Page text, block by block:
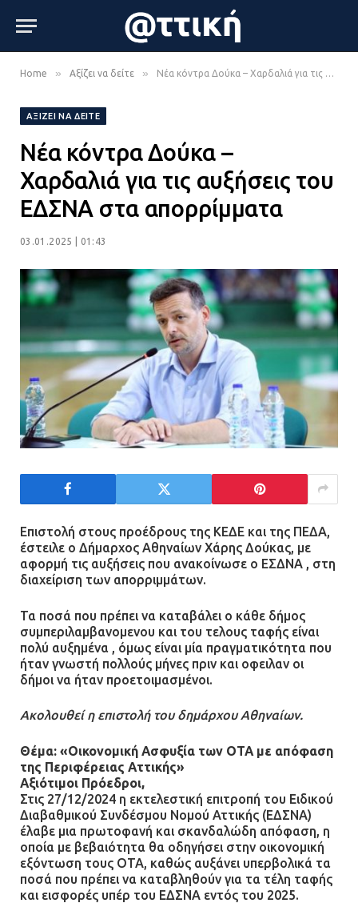
Home » Αξίζει να δείτε » Νέα κόντρα Δούκα – Χαρδαλιά για τις αυξήσεις του ΕΔΣΝΑ στα απορρίμματα
ΑΞΊΖΕΙ ΝΑ ΔΕΊΤΕ
Νέα κόντρα Δούκα –
Χαρδαλιά για τις αυξήσεις του
ΕΔΣΝΑ στα απορρίμματα
03.01.2025 | 01:43
Επιστολή στους προέδρους της ΚΕΔΕ και της ΠΕΔΑ,
έστειλε ο Δήμαρχος Αθηναίων Χάρης Δούκας, με
αφορμή τις αυξήσεις που ανακοίνωσε ο ΕΣΔΝΑ , στη
διαχείριση των απορριμμάτων.
Τα ποσά που πρέπει να καταβάλει ο κάθε δήμος
συμπεριλαμβανομενου και του τελους ταφής είναι
πολύ αυξημένα , όμως είναι μία πραγματικότητα που
ήταν γνωστή πολλούς μήνες πριν και οφειλαν οι
δήμοι να ήταν προετοιμασμένοι.
Ακολουθεί η επιστολή του δημάρχου Αθηναίων.
Θέμα: «Οικονομική Ασφυξία των ΟΤΑ με απόφαση
της Περιφέρειας Αττικής»
Αξιότιμοι Πρόεδροι,
Στις 27/12/2024 η εκτελεστική επιτροπή του Ειδικού
Διαβαθμικού Συνδέσμου Νομού Αττικής (ΕΔΣΝΑ)
έλαβε μια πρωτοφανή και σκανδαλώδη απόφαση, η
οποία με βεβαιότητα θα οδηγήσει στην οικονομική
εξόντωση τους ΟΤΑ, καθώς αυξάνει υπερβολικά τα
ποσά που πρέπει να καταβληθούν για τα τέλη ταφής
και εισφορές υπέρ του ΕΔΣΝΑ εντός του 2025.